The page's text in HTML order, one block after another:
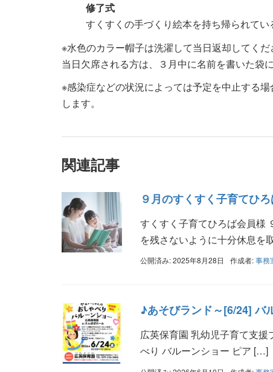
修了式
すくすくの手づくり絵本を持ち帰られて
※水色のカラー帽子は洗濯して当日返却してくだ
当日欠席される方は、３月中に名前を書いた袋
※感染症などの状況によっては予定を中止する
します。
関連記事
９月のすくすく子育てひ
すくすく子育てひろば会員様
を残さないように十分休息を
公開済み: 2025年8月28日 作成者:事務
♪あそびランド～[6/24] バ
広英保育園 乳幼児子育て支
べり バルーンショー ピア […]